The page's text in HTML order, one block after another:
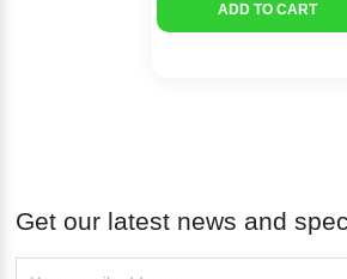
ADD TO CART
Get our latest news and